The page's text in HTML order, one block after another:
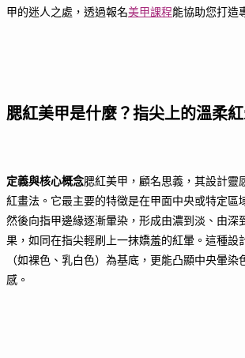
甲的迷人之處，透過報名美甲課程能協助您打造
腮紅美甲是什麼？指尖上的溫柔
定義與核心概念腮紅美甲，顧名思義，其設計靈
紅畫法。它最主要的特徵是在甲面中央或特定區
然後向指甲邊緣逐漸暈染，形成由濃到淡、由深
果，如同在指尖輕刷上一抹嬌羞的紅暈。這種設
（如裸色、乳白色）為基底，更能凸顯中央暈染
感。